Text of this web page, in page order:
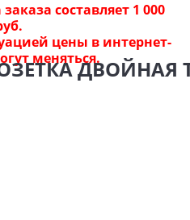
составляет 1 000
цены в интернет-
меняться.ДВОЙНАЯ